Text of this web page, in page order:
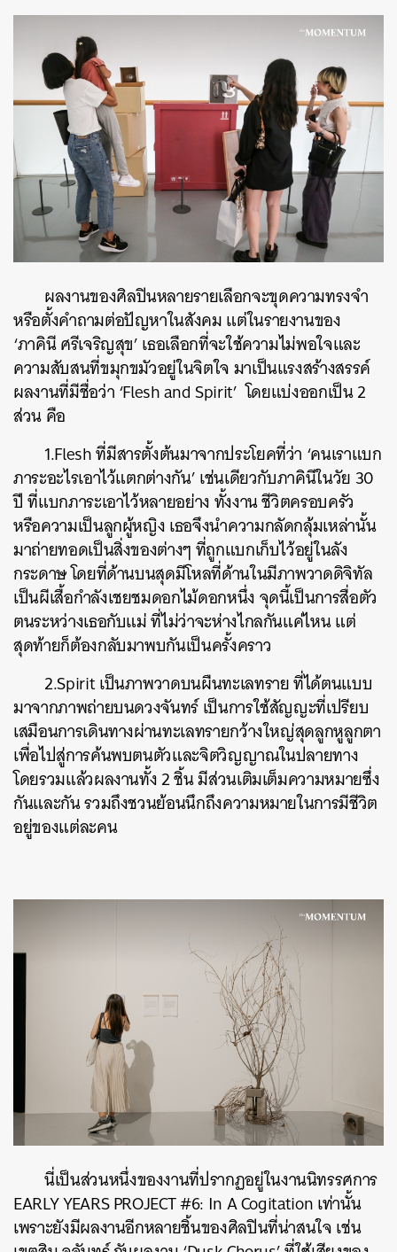
ผลงานของศิลปินหลายรายเลือกจะขุดความทรงจำ
หรือตั้งคำถามต่อปัญหาในสังคม แต่ในรายงานของ
‘ภาคินี ศรีเจริญสุข’ เธอเลือกที่จะใช้ความไม่พอใจและ
ความสับสนที่ขมุกขมัวอยู่ในจิตใจ มาเป็นแรงสร้างสรรค์
ผลงานที่มีชื่อว่า ‘Flesh and Spirit’ โดยแบ่งออกเป็น 2
ส่วน คือ
1.Flesh ที่มีสารตั้งต้นมาจากประโยคที่ว่า ‘คนเราแบก
ภาระอะไรเอาไว้แตกต่างกัน’ เช่นเดียวกับภาคินีในวัย 30
ปี ที่แบกภาระเอาไว้หลายอย่าง ทั้งงาน ชีวิตครอบครัว
หรือความเป็นลูกผู้หญิง เธอจึงนำความกลัดกลุ้มเหล่านั้น
มาถ่ายทอดเป็นสิ่งของต่างๆ ที่ถูกแบกเก็บไว้อยู่ในลัง
กระดาษ โดยที่ด้านบนสุดมีโหลที่ด้านในมีภาพวาดดิจิทัล
เป็นผีเสื้อกำลังเชยชมดอกไม้ดอกหนึ่ง จุดนี้เป็นการสื่อตัว
ตนระหว่างเธอกับแม่ ที่ไม่ว่าจะห่างไกลกันแค่ไหน แต่
สุดท้ายก็ต้องกลับมาพบกันเป็นครั้งคราว
2.Spirit เป็นภาพวาดบนผืนทะเลทราย ที่ได้ตนแบบ
มาจากภาพถ่ายบนดวงจันทร์ เป็นการใช้สัญญะที่เปรียบ
เสมือนการเดินทางผ่านทะเลทรายกว้างใหญ่สุดลูกหูลูกตา
เพื่อไปสู่การค้นพบตนตัวและจิตวิญญาณในปลายทาง
โดยรวมแล้วผลงานทั้ง 2 ชิ้น มีส่วนเติมเต็มความหมายซึ่ง
กันและกัน รวมถึงชวนย้อนนึกถึงความหมายในการมีชีวิต
อยู่ของแต่ละคน
นี่เป็นส่วนหนึ่งของงานที่ปรากฏอยู่ในงานนิทรรศการ
EARLY YEARS PROJECT #6: In A Cogitation เท่านั้น
เพราะยังมีผลงานอีกหลายชิ้นของศิลปินที่น่าสนใจ เช่น